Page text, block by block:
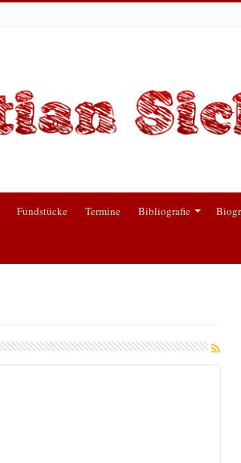
Fundstücke Termine Bibliografie